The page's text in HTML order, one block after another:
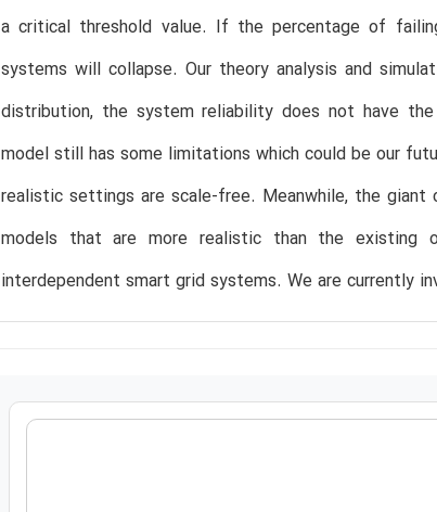
a critical threshold value. If the percentage of
systems will collapse. Our theory analysis and
distribution, the system reliability does not have
model still has some limitations which could be our
realistic settings are scale-free. Meanwhile, the
models that are more realistic than the existing
interdependent smart grid systems. We are currently